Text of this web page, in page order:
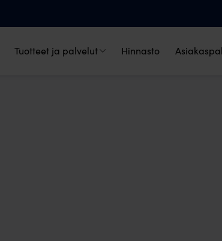
Tuotteet ja palvelut Hinnasto